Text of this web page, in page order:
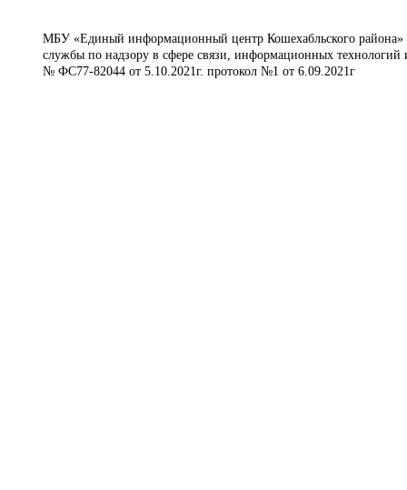
МБУ «Единый информационный центр Кошехабльского района»
службы по надзору в сфере связи, информационных
№ ФС77-82044 от 5.10.2021г. протокол №1 от 6.09.2021г